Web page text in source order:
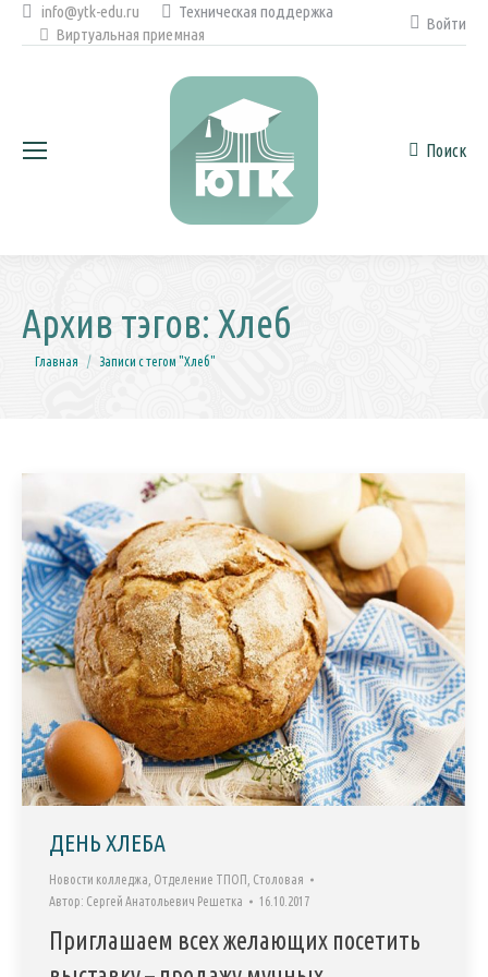
info@ytk-edu.ru
Техническая поддержка
Виртуальная приемная
Войти
Поиск:
Поиск
Архив тэгов: Хлеб
Вы здесь:
Главная Записи с тегом "Хлеб"
ДЕНЬ ХЛЕБА
Новости колледжа Отделение ТПОП
Столовая
Автор: Сергей Анатольевич Решетка 16.10.2017
Приглашаем всех желающих посетить